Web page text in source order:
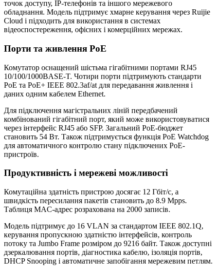
точок доступу, IP-телефонів та іншого мережевого
обладнання. Модель підтримує хмарне керування через Ruijie
Cloud і підходить для використання в системах
відеоспостереження, офісних і комерційних мережах.
Порти та живлення PoE
Комутатор оснащений шістьма гігабітними портами RJ45
10/100/1000BASE-T. Чотири порти підтримують стандарти
PoE та PoE+ IEEE 802.3af/at для передавання живлення і
даних одним кабелем Ethernet.
Для підключення магістральних ліній передбачений
комбінований гігабітний порт, який може використовуватися
через інтерфейс RJ45 або SFP. Загальний PoE-бюджет
становить 54 Вт. Також підтримується функція PoE Watchdog
для автоматичного контролю стану підключених PoE-
пристроїв.
Продуктивність і мережеві можливості
Комутаційна здатність пристрою досягає 12 Гбіт/с, а
швидкість пересилання пакетів становить до 8.9 Mpps.
Таблиця MAC-адрес розрахована на 2000 записів.
Модель підтримує до 16 VLAN за стандартом IEEE 802.1Q,
керування пропускною здатністю інтерфейсів, контроль
потоку та Jumbo Frame розміром до 9216 байт. Також доступні
дзеркалювання портів, діагностика кабелю, ізоляція портів,
DHCP Snooping і автоматичне запобігання мережевим петлям.